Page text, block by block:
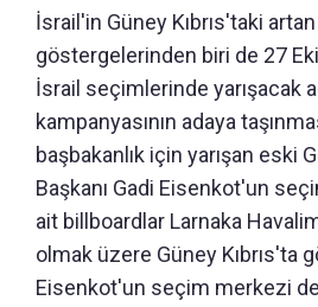
İsrail'in Güney Kıbrıs'taki artan
göstergelerinden biri de 27
İsrail seçimlerinde yarışacak
kampanyasının adaya
başbakanlık için yarışan eski
Başkanı Gadi Eisenkot'un
ait billboardlar Larnaka
olmak üzere Güney Kıbrıs'ta
Eisenkot'un seçim merkezi